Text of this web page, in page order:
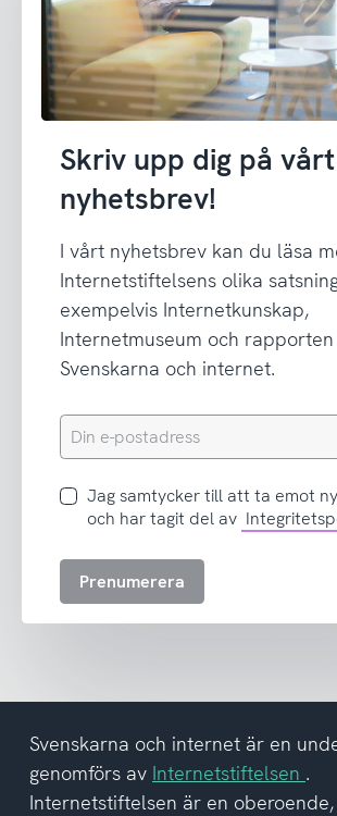
Skriv upp dig på vårt
nyhetsbrev!
I vårt nyhetsbrev kan du läsa
Internetstiftelsens olika
exempelvis Internetkunskap,
Internetmuseum och rapporten
Svenskarna och internet.
Din
e-
Jag
samtycker
att
del
av
integritetspolicyn
Jag samtycker till att ta emot
och har tagit del av
Prenumerera
Svenskarna och internet är en
genomförs av Internetstiftelsen .
Internetstiftelsen är en